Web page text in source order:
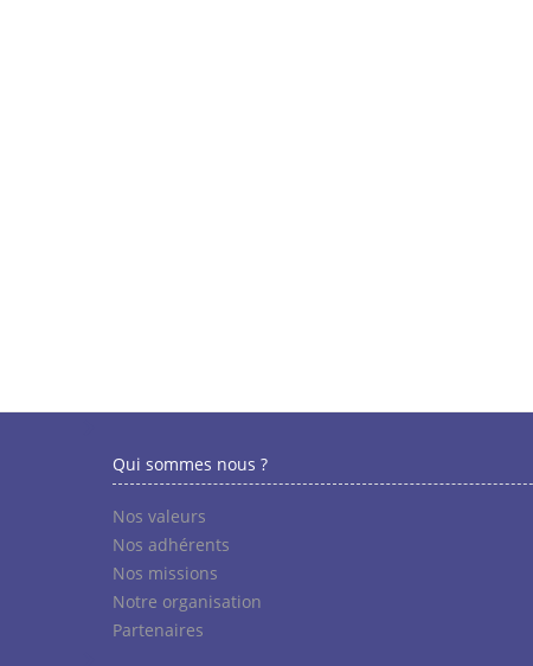
Qui sommes nous ?
Nos valeurs
Nos adhérents
Nos missions
Notre organisation
Partenaires